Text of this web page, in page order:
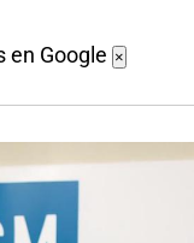
en Google ×